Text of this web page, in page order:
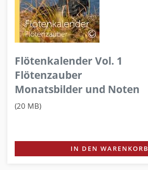
Flötenkalender Vol. 1
Flötenzauber
Monatsbilder und Noten
(20 MB)
IN DEN WARENKORB